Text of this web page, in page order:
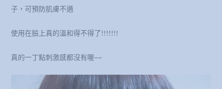
子，可預防肌膚不適
使用在臉上真的溫和得不得了!!!!!!!
真的一丁點刺激感都沒有喔~~